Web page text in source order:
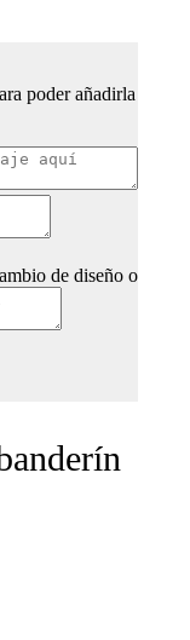
poder añadirla
de diseño o